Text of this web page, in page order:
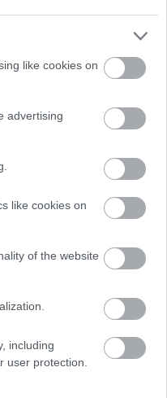
like cookies on
advertising
like cookies on
of the website
including
user protection.
a
ki